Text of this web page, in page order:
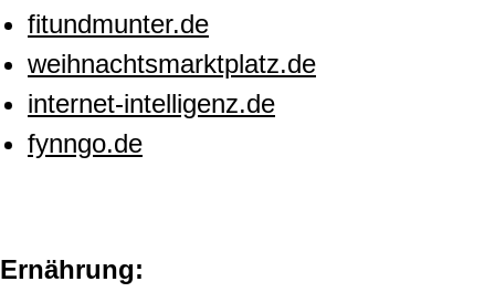
fitundmunter.de
weihnachtsmarktplatz.de
internet-intelligenz.de
fynngo.de
Ernährung: